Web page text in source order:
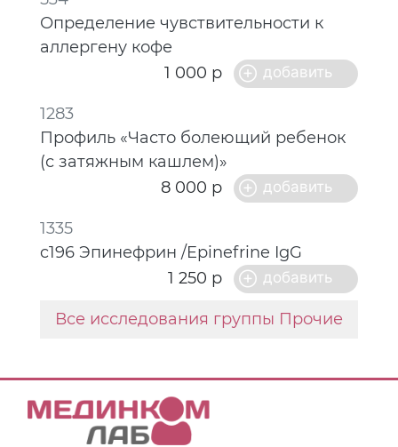
Определение чувствительности к
аллергену кофе
1 000 р
1283
Профиль «Часто болеющий ребенок
(с затяжным кашлем)»
8 000 р
1335
c196 Эпинефрин /Epinefrine IgG
1 250 р
Все исследования группы Прочие